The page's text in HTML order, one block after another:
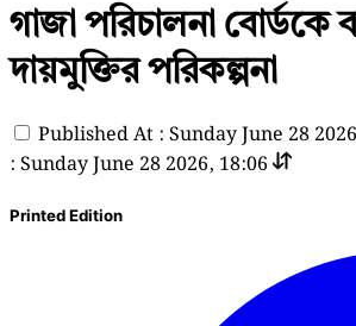
গাজা পরিচালনা বোর্ডকে
দায়মুক্তির পরিকল্পনা
Published At : Sunday June 28
: Sunday June 28 2026, 18:06
Printed Edition